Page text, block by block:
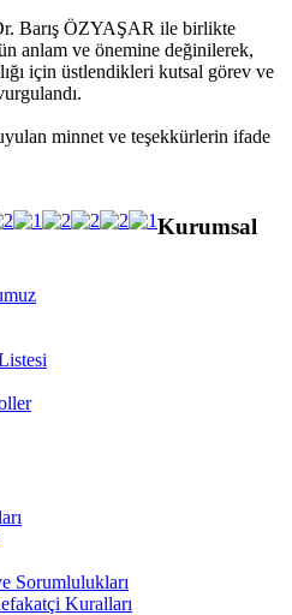
Barış ÖZYAŞAR ile birlikte
anlam ve önemine değinilerek,
için üstlendikleri kutsal görev ve
minnet ve teşekkürlerin ifade
Kurumsal
Sorumlulukları
Kuralları